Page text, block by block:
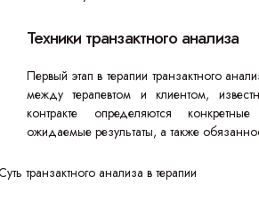
Техники транзактного анализа
Первый этап в терапии транзактного
между терапевтом и клиентом,
контракте определяются
ожидаемые результаты, а также